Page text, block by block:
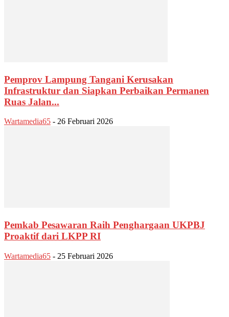
Pemprov Lampung Tangani Kerusakan
Infrastruktur dan Siapkan Perbaikan Permanen
Ruas Jalan...
Wartamedia65 - 26 Februari 2026
Pemkab Pesawaran Raih Penghargaan UKPBJ
Proaktif dari LKPP RI
Wartamedia65 - 25 Februari 2026